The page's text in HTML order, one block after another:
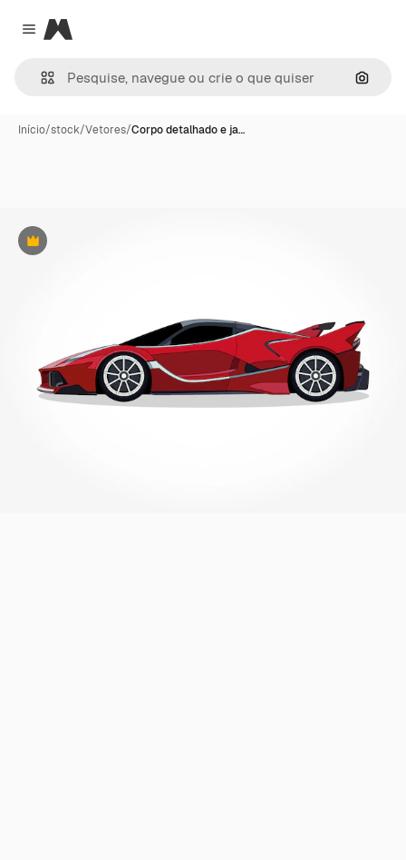
Close menu
Magnific
Início/stock/Vetores/Corpo detalhado e ja…
Premium